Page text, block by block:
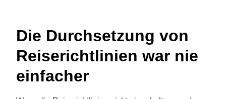
Die Durchsetzung von
Reiserichtlinien war nie
einfacher